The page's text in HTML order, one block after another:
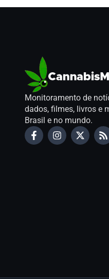
Monitoramento de
dados, filmes, livros e
Brasil e no mundo.